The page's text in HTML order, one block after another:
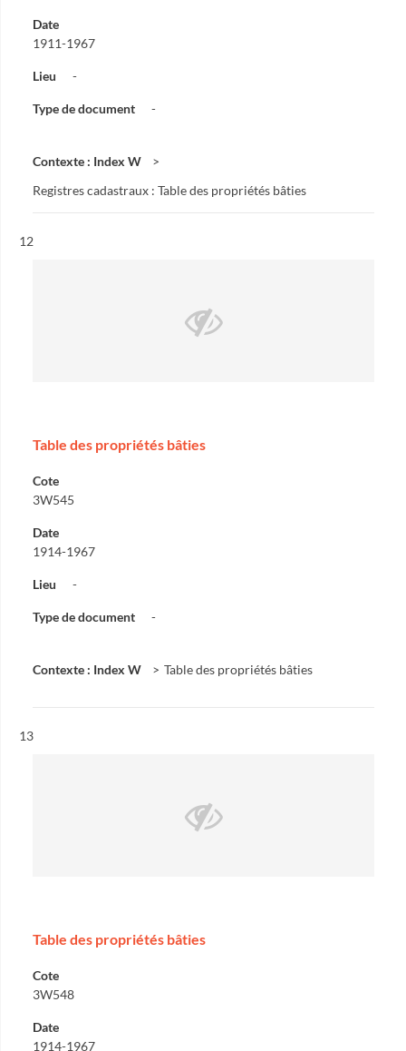
Date
1911-1967
Lieu -
Type de document -
Contexte : Index W
Registres cadastraux : Table des propriétés bâties
Résultat n°
12
Table des propriétés bâties
Cote
3W545
Date
1914-1967
Lieu -
Type de document -
Contexte : Index W Table des propriétés bâties
Résultat n°
13
Table des propriétés bâties
Cote
3W548
Date
1914-1967